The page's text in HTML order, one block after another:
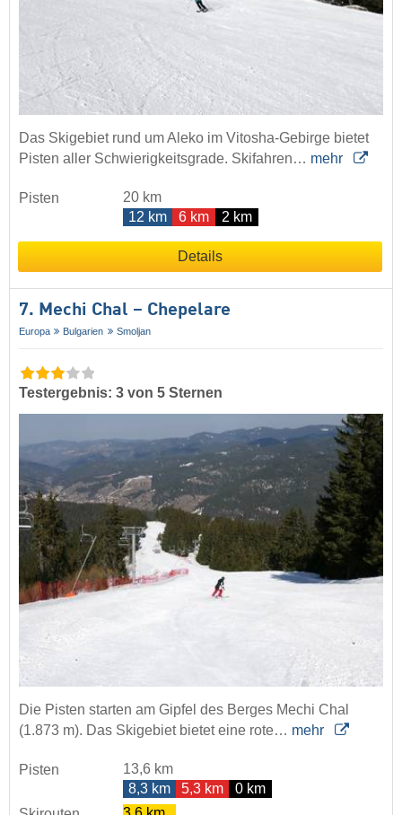
Das Skigebiet rund um Aleko im Vitosha-Gebirge bietet
Pisten aller Schwierigkeitsgrade. Skifahren… mehr
Pisten
20 km
12 km
6 km 2 km
Details
7. Mechi Chal – Chepelare
Europa Bulgarien Smoljan
Testergebnis: 3 von 5 Sternen
Die Pisten starten am Gipfel des Berges Mechi Chal
(1.873 m). Das Skigebiet bietet eine rote… mehr
Pisten
13,6 km
8,3 km
5,3 km
0 km